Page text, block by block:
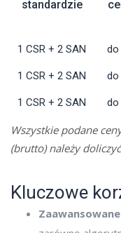
standardzie
1 CSR + 2 SAN do
1 CSR + 2 SAN do
1 CSR + 2 SAN do
Wszystkie podane
(brutto) należy
Kluczowe